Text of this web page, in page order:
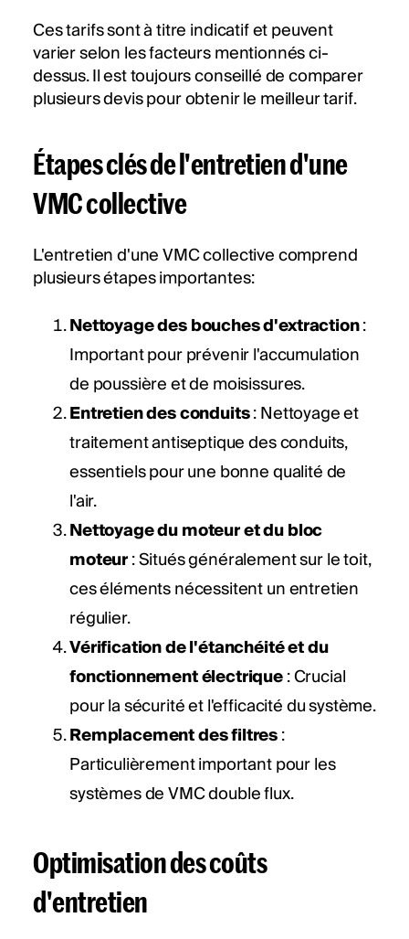
Ces tarifs sont à titre indicatif et peuvent
varier selon les facteurs mentionnés ci-
dessus. Il est toujours conseillé de comparer
plusieurs devis pour obtenir le meilleur tarif.
Étapes clés de l'entretien d'une
VMC collective
L'entretien d'une VMC collective comprend
plusieurs étapes importantes​​:
Nettoyage des bouches d'extraction:
Important pour prévenir l'accumulation
de poussière et de moisissures.
Entretien des conduits: Nettoyage et
traitement antiseptique des conduits,
essentiels pour une bonne qualité de
l'air.
Nettoyage du moteur et du bloc
moteur: Situés généralement sur le toit,
ces éléments nécessitent un entretien
régulier.
Vérification de l'étanchéité et du
fonctionnement électrique: Crucial
pour la sécurité et l'efficacité du système.
Remplacement des filtres:
Particulièrement important pour les
systèmes de VMC double flux.
Optimisation des coûts
d'entretien